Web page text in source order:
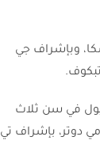
وبإشراف جي
ومخصص للخيول في سن ثلاث
وتامي دوتر، بإشراف تي